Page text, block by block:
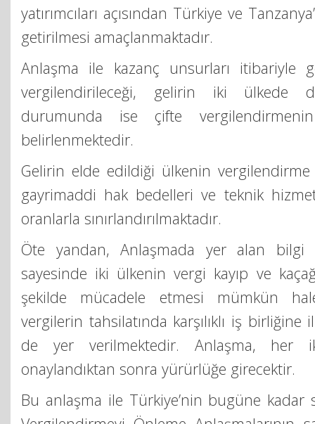
yatırımcıları açısından Türkiye ve
getirilmesi amaçlanmaktadır.
Anlaşma ile kazanç unsurları itibariyle
vergilendirileceği, gelirin iki ülkede
durumunda ise çifte
belirlenmektedir.
Gelirin elde edildiği ülkenin vergilendirme
gayrimaddi hak bedelleri ve teknik
oranlarla sınırlandırılmaktadır.
Öte yandan, Anlaşmada yer alan bilgi
sayesinde iki ülkenin vergi kayıp ve
şekilde mücadele etmesi mümkün
vergilerin tahsilatında karşılıklı iş birliğine
de yer verilmektedir. Anlaşma, her
onaylandıktan sonra yürürlüğe girecektir.
Bu anlaşma ile Türkiye’nin bugüne kadar